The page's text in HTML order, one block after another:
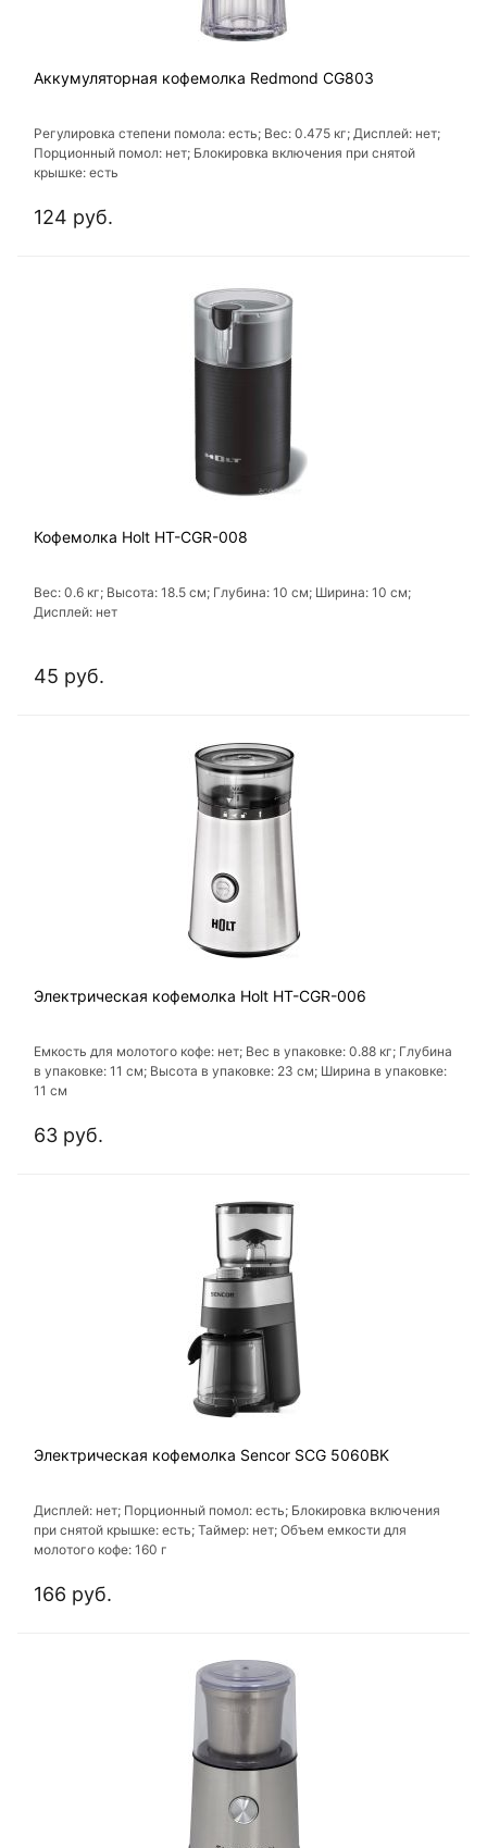
Аккумуляторная кофемолка Redmond CG803
Регулировка степени помола: есть; Вес: 0.475 кг; Дисплей: нет;
Порционный помол: нет; Блокировка включения при снятой
крышке: есть
124 руб.
Кофемолка Holt HT-CGR-008
Вес: 0.6 кг; Высота: 18.5 см; Глубина: 10 см; Ширина: 10 см;
Дисплей: нет
45 руб.
Электрическая кофемолка Holt HT-CGR-006
Емкость для молотого кофе: нет; Вес в упаковке: 0.88 кг; Глубина
в упаковке: 11 см; Высота в упаковке: 23 см; Ширина в упаковке:
11 см
63 руб.
Электрическая кофемолка Sencor SCG 5060BK
Дисплей: нет; Порционный помол: есть; Блокировка включения
при снятой крышке: есть; Таймер: нет; Объем емкости для
молотого кофе: 160 г
166 руб.